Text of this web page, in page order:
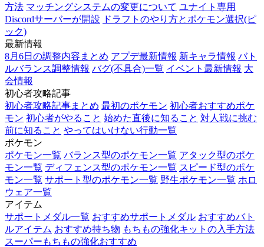
方法 マッチングシステムの変更について ユナイト専用
Discordサーバーが開設 ドラフトのやり方とポケモン選択(ピ
ック)
最新情報
8月6日の調整内容まとめ アプデ最新情報 新キャラ情報 バト
ルバランス調整情報 バグ(不具合)一覧 イベント最新情報 大
会情報
初心者攻略記事
初心者攻略記事まとめ 最初のポケモン 初心者おすすめポケ
モン 初心者がやること 始めた直後に知ること 対人戦に挑む
前に知ること やってはいけない行動一覧
ポケモン
ポケモン一覧 バランス型のポケモン一覧 アタック型のポケ
モン一覧 ディフェンス型のポケモン一覧 スピード型のポケ
モン一覧 サポート型のポケモン一覧 野生ポケモン一覧 ホロ
ウェア一覧
アイテム
サポートメダル一覧 おすすめサポートメダル おすすめバト
ルアイテム おすすめ持ち物 もちもの強化キットの入手方法
スーパーもちもの強化おすすめ